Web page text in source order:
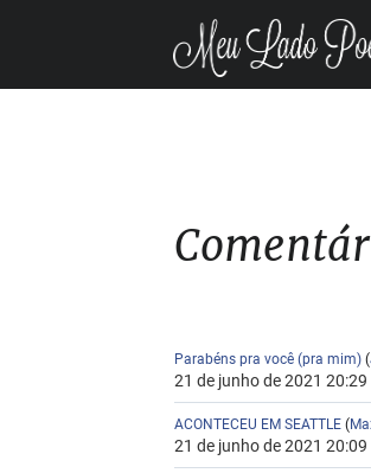
Parabéns pra você (pra mim) (
21 de junho de 2021 20:29
ACONTECEU EM SEATTLE (
21 de junho de 2021 20:09